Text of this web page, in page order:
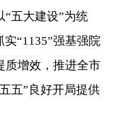
“五大建设”为统
“1135”强基强院
质增效，推进全市
五”良好开局提供